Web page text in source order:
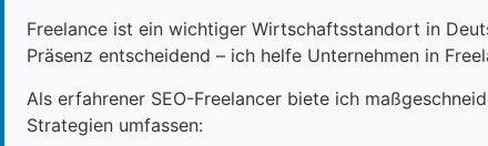
Freelance ist ein wichtiger Wirtschaftsstandort in
Präsenz entscheidend – ich helfe Unternehmen in
Als erfahrener SEO-Freelancer biete ich
Strategien umfassen: